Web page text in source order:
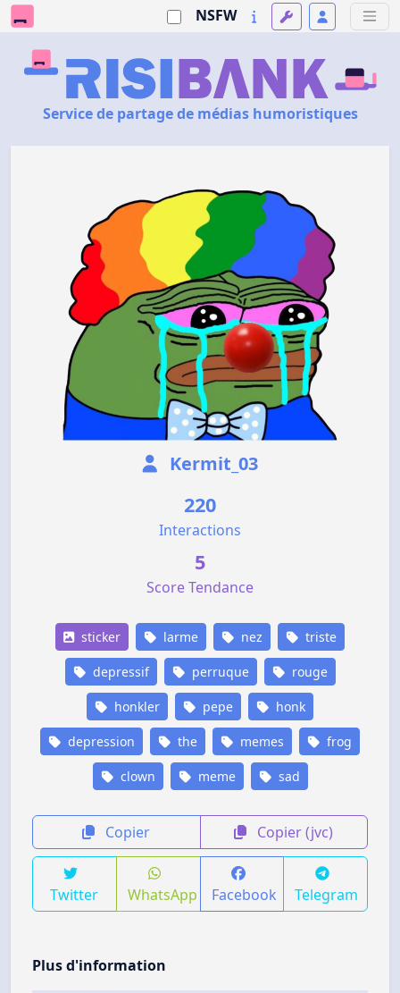
NSFW
Service de partage de médias humoristiques
Kermit_03
220
Interactions
5
Score Tendance
sticker larme nez triste
depressif perruque rouge
honkler pepe honk
depression the memes frog
clown meme sad
Copier Copier (jvc)
Twitter WhatsApp Facebook Telegram
Plus d'information